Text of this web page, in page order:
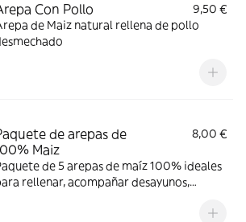
Con Pollo
9,50 €
de Maiz natural rellena de pollo
de arepas de
Maiz
8,00 €
de 5 arepas de maíz 100% ideales
rellenar, acompañar desayunos,
Solo calentar en parrilla o sartén y comer al